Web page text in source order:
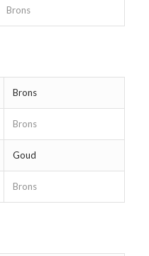
Brons
Brons
Brons
Goud
Brons